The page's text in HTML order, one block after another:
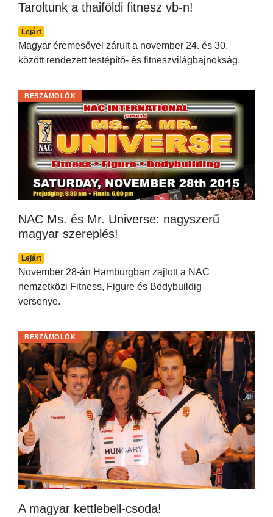
Taroltunk a thaiföldi fitnesz vb-n!
Lejárt
Magyar éremesővel zárult a november 24. és 30.
között rendezett testépítő- és fitneszvilágbajnokság.
NAC Ms. és Mr. Universe: nagyszerű
magyar szereplés!
Lejárt
BESZÁMOLÓK
November 28-án Hamburgban zajlott a NAC
nemzetközi Fitness, Figure és Bodybuildig
versenye.
A magyar kettlebell-csoda!
BESZÁMOLÓK